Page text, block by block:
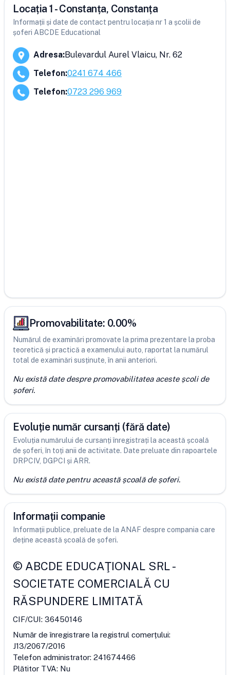
Locația 1 - Constanța, Constanța
Informații și date de contact pentru locația nr 1 a școlii de
șoferi ABCDE Educational
Adresa:Bulevardul Aurel Vlaicu, Nr. 62
Telefon:0241 674 466
Telefon:0723 296 969
Promovabilitate: 0.00%
Numărul de examinări promovate la prima prezentare la proba
teoretică și practică a examenului auto, raportat la numărul
total de examinări susținute, în anii anteriori.
Nu există date despre promovabilitatea aceste școli de
șoferi.
Evoluție număr cursanți (fără date)
Evoluția numărului de cursanți înregistrați la această școală
de șoferi, în toți anii de activitate. Date preluate din rapoartele
DRPCIV, DGPCI și ARR.
Nu există date pentru această școală de șoferi.
Informații companie
Informații publice, preluate de la ANAF despre compania care
deține această școală de șoferi.
© ABCDE EDUCAŢIONAL SRL-
SOCIETATE COMERCIALĂ CU
RĂSPUNDERE LIMITATĂ
CIF/CUI: 36450146
Număr de înregistrare la registrul comerțului:
J13/2067/2016
Telefon administrator: 241674466
Plătitor TVA: Nu